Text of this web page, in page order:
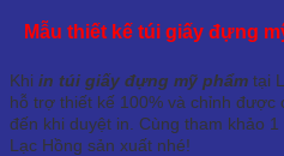
Mẫu thiết kế túi giấy đựng
Khi in túi giấy đựng mỹ phẩm tại
hỗ trợ thiết kế 100% và chỉnh được
đến khi duyệt in. Cùng tham khảo
Lạc Hồng sản xuất nhé!